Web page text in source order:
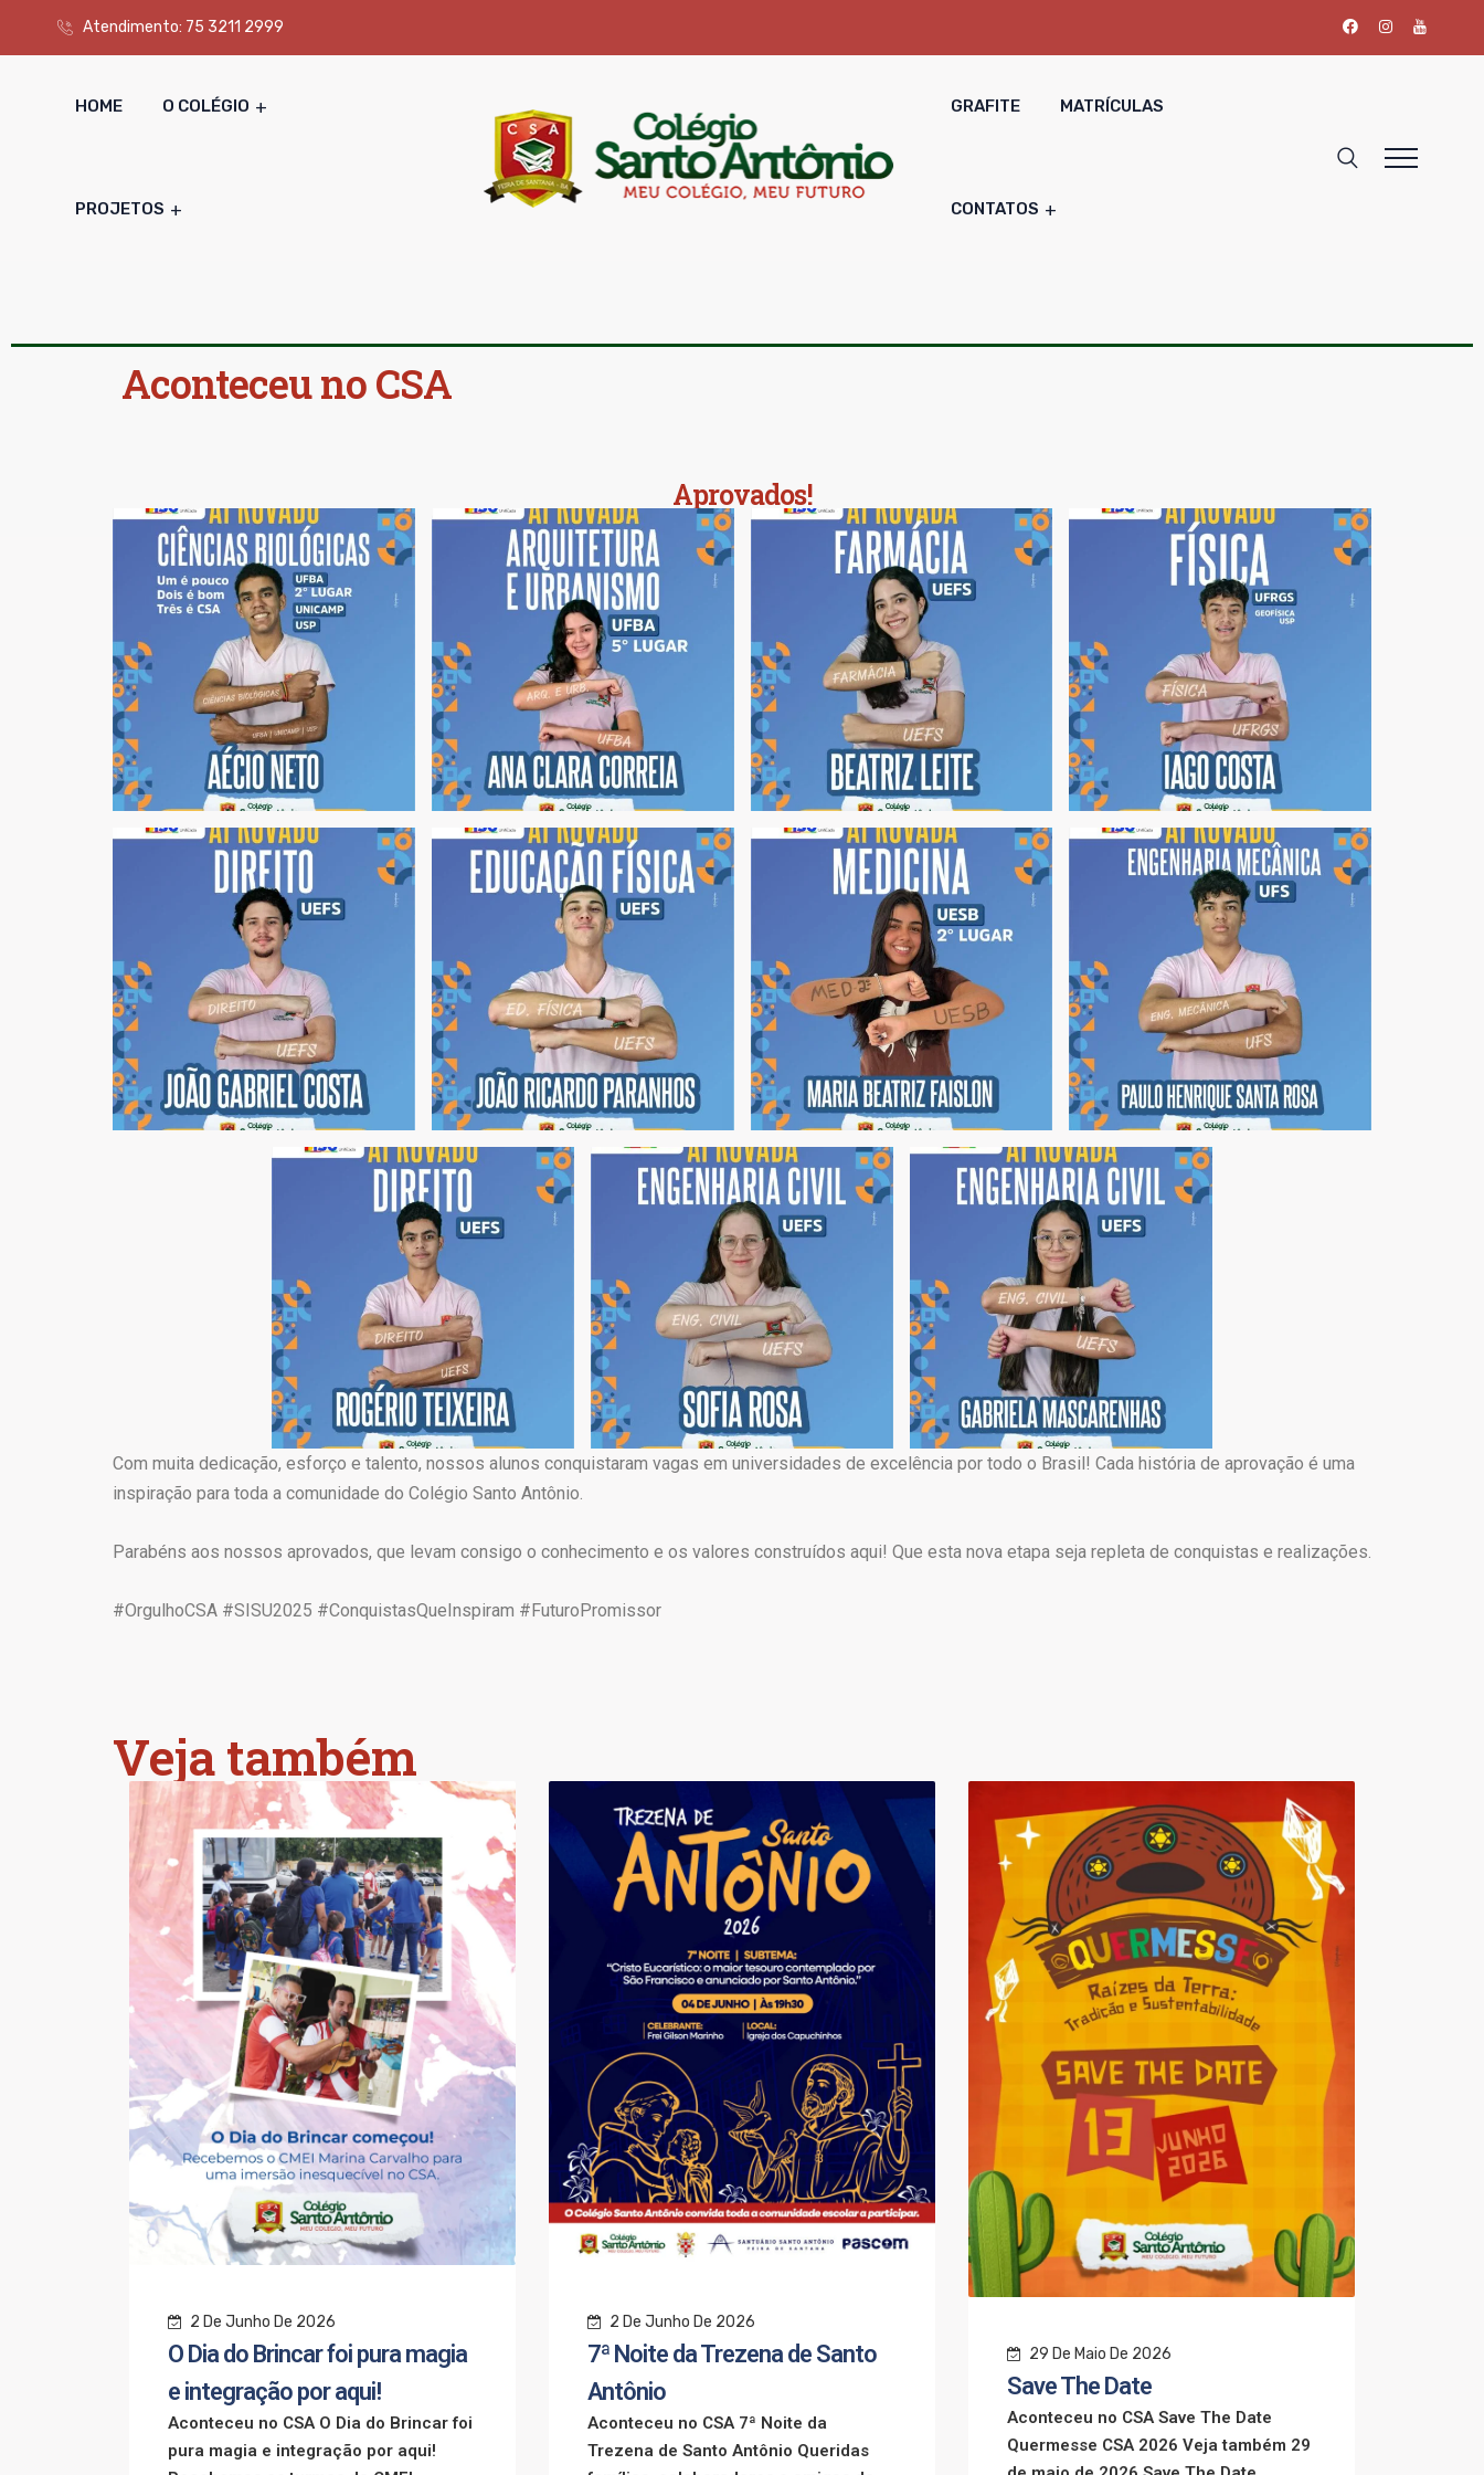
Atendimento: 75 3211 2999
HOME O COLÉGIO
PROJETOS
GRAFITE MATRÍCULAS
CONTATOS
Aconteceu no CSA
Aprovados!
Com muita dedicação, esforço e talento, nossos alunos conquistaram vagas em universidades de excelência por todo o Brasil! Cada história de aprovação é uma
inspiração para toda a comunidade do Colégio Santo Antônio.
Parabéns aos nossos aprovados, que levam consigo o conhecimento e os valores construídos aqui! Que esta nova etapa seja repleta de conquistas e realizações.
#OrgulhoCSA #SISU2025 #ConquistasQueInspiram #FuturoPromissor
Veja também
2 De Junho De 2026
O Dia do Brincar foi pura magia
e integração por aqui!
Aconteceu no CSA O Dia do Brincar foi
pura magia e integração por aqui!
2 De Junho De 2026
7ª Noite da Trezena de Santo
Antônio
Aconteceu no CSA 7ª Noite da
Trezena de Santo Antônio Queridas
29 De Maio De 2026
Save The Date
Aconteceu no CSA Save The Date
Quermesse CSA 2026 Veja também 29